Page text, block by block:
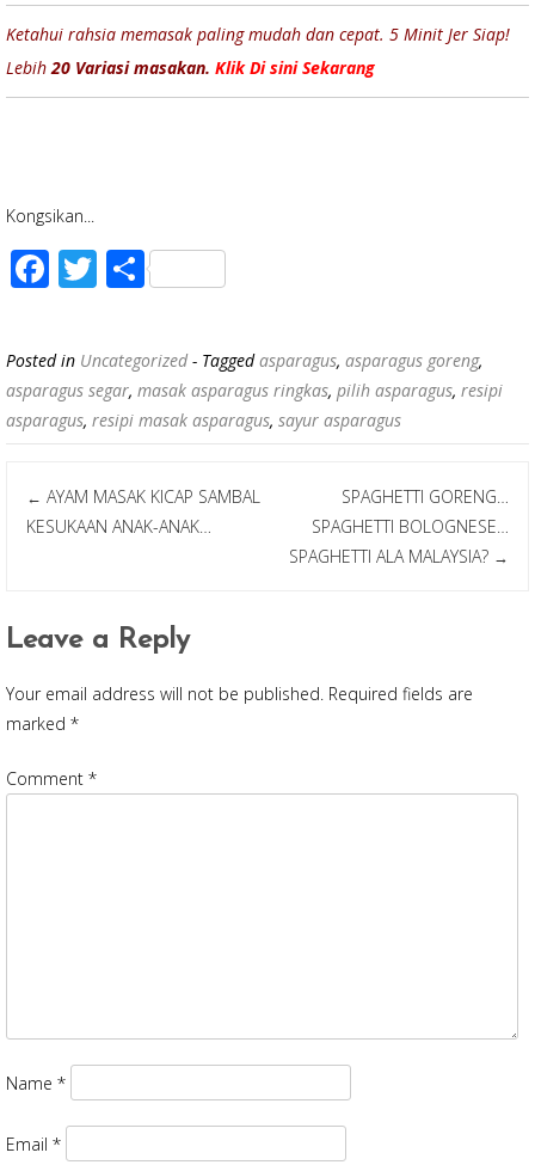
Ketahui rahsia memasak paling mudah dan cepat. 5 Minit Jer Siap!
Lebih20 Variasi masakan. Klik Di sini Sekarang
Kongsikan...
F
e
b
o
o
k
T
tt
er
S
ar
e
Posted in Uncategorized - Taggedasparagus, asparagus goreng,
asparagus segar, masak asparagus ringkas, pilih asparagus, resipi
asparagus, resipi masak asparagus, sayur asparagus
Post
← AYAM MASAK KICAP SAMBAL
KESUKAAN ANAK-ANAK…
SPAGHETTI GORENG…
SPAGHETTI BOLOGNESE…
SPAGHETTI ALA MALAYSIA? →
Leave a Reply
Your email address will not be published. Required fields are
marked *
Comment *
Name *
Email *